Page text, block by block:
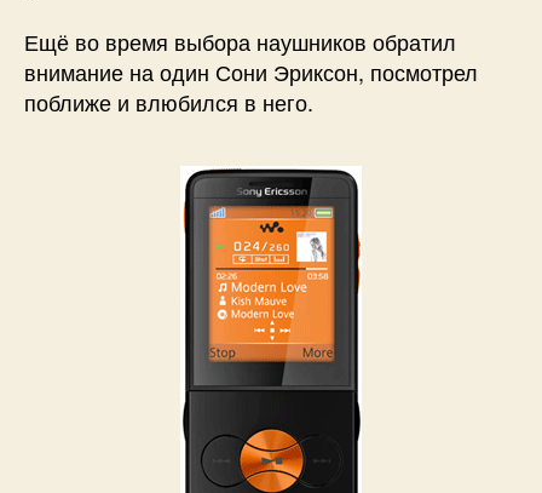
Ещё во время выбора наушников обратил
внимание на один Сони Эриксон, посмотрел
поближе и влюбился в него.